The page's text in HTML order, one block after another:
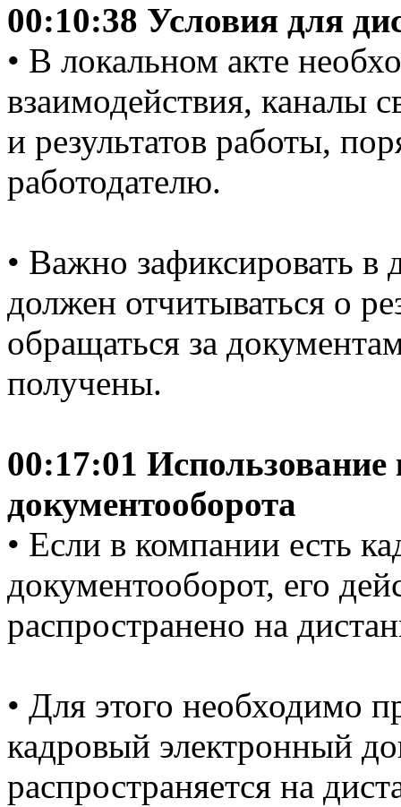
00:10:38 Условия для
• В локальном акте
взаимодействия, каналы
и результатов работы,
работодателю.
• Важно зафиксировать в
должен отчитываться о
обращаться за
получены.
00:17:01 Использование
документооборота
• Если в компании есть
документооборот, его
распространено на
• Для этого необходимо
кадровый электронный
распространяется на